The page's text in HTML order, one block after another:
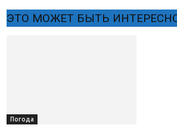
ЭТО МОЖЕТ БЫТЬ
Погода